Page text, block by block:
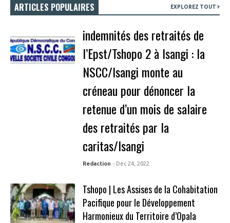
ARTICLES POPULAIRES EXPLOREZ TOUT
indemnités des retraités de
l’Epst/Tshopo 2 à Isangi : la
NSCC/Isangi monte au
créneau pour dénoncer la
retenue d’un mois de salaire
des retraités par la
caritas/Isangi
Redaction - Dec 24, 2022
Tshopo | Les Assises de la Cohabitation
Pacifique pour le Développement
Harmonieux du Territoire d’Opala